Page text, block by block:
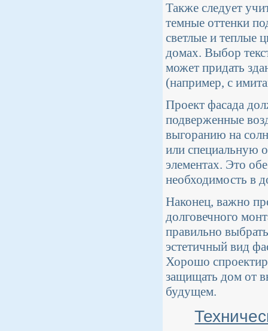
Также следует
темные оттенки
светлые и теплые
домах. Выбор
может придать
(например, с
Проект фасада
подверженные
выгоранию на
или специальную
элементах. Это
необходимость в
Наконец, важно
долговечного
правильно
эстетичный вид
Хорошо
защищать дом от
будущем.